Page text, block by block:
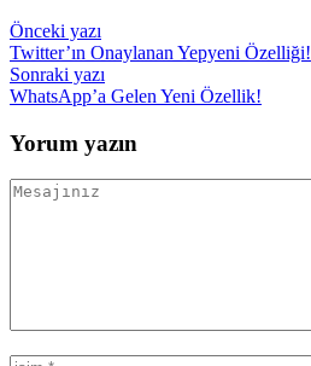
Yazı
gezinmesi
Önceki yazı
Twitter’ın Onaylanan Yepyeni Özelliği!
Sonraki yazı
WhatsApp’a Gelen Yeni Özellik!
Yorum yazın